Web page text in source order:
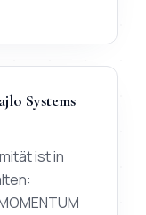
Systems
ist in